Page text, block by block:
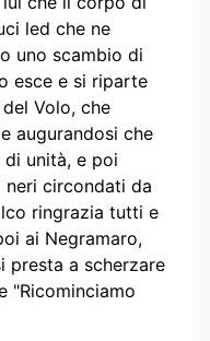
led che ne
uno scambio di
esce e si riparte
Volo, che
augurandosi che
di unità, e poi
neri circondati da
ringrazia tutti e
ai Negramaro,
presta a scherzare
"Ricominciamo